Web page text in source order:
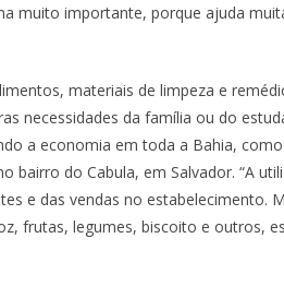
muito importante, porque ajuda
materiais de limpeza e
necessidades da família ou do
a economia em toda a Bahia,
bairro do Cabula, em Salvador. “A
e das vendas no estabelecimento.
frutas, legumes, biscoito e outros,